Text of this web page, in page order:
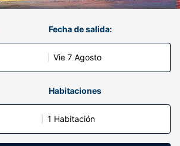
Fecha de salida:
Vie 7 Agosto
Habitaciones
1 Habitación